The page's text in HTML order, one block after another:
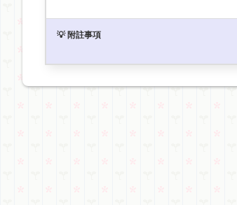
💡 附註事項